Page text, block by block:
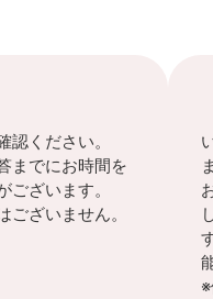
ください。
までにお時間を
ざいます。
ざいません。